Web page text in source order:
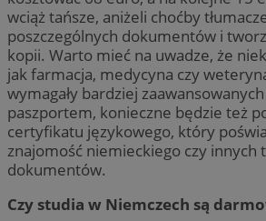
wciąż tańsze, aniżeli choćby
poszczególnych dokumentów i
kopii. Warto mieć na uwadze, że
jak farmacja, medycyna czy
wymagały bardziej
paszportem, konieczne będzie też
certyfikatu językowego, który
znajomość niemieckiego czy innych
dokumentów.
Czy studia w Niemczech są